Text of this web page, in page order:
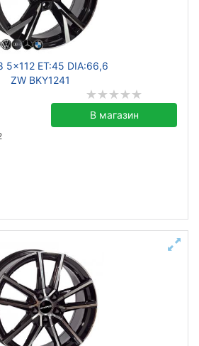
5x112 ET:45 DIA:66,6
ZW BKY1241
В магазин